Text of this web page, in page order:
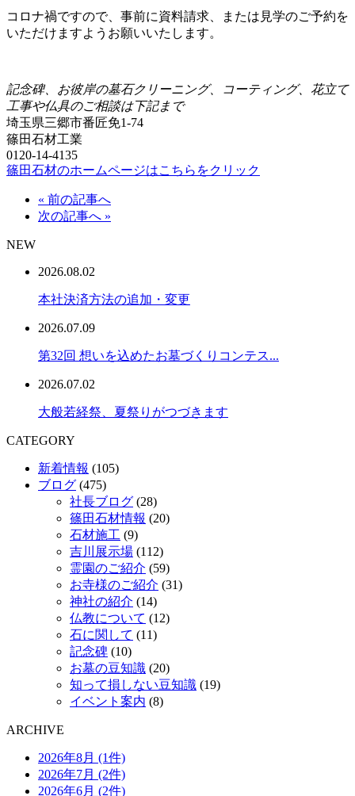
コロナ禍ですので、事前に資料請求、または見学のご予約を
いただけますようお願いいたします。
記念碑、お彼岸の墓石クリーニング、コーティング、花立て
工事や仏具のご相談は下記まで
埼玉県三郷市番匠免1-74
篠田石材工業
0120-14-4135
篠田石材のホームページはこちらをクリック
« 前の記事へ
次の記事へ »
NEW
2026.08.02
本社決済方法の追加・変更
2026.07.09
第32回 想いを込めたお墓づくりコンテス...
2026.07.02
大般若経祭、夏祭りがつづきます
CATEGORY
新着情報 (105)
ブログ (475)
社長ブログ (28)
篠田石材情報 (20)
石材施工 (9)
吉川展示場 (112)
霊園のご紹介 (59)
お寺様のご紹介 (31)
神社の紹介 (14)
仏教について (12)
石に関して (11)
記念碑 (10)
お墓の豆知識 (20)
知って損しない豆知識 (19)
イベント案内 (8)
ARCHIVE
2026年8月 (1件)
2026年7月 (2件)
2026年6月 (2件)